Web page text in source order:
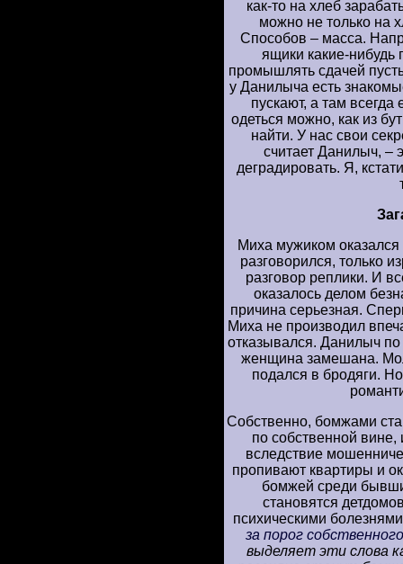
как-то на хлеб
можно не только на
Способов – масса.
ящики какие-нибудь
промышлять сдачей
у Данилыча есть
пускают, а там
одеться можно, как из
найти. У нас свои
считает Данилыч, –
деградировать. Я,
Миха мужиком
разговорился, только
разговор реплики. И
оказалось делом
причина серьезная.
Миха не производил
отказывался. Данилыч по
женщина замешана.
подался в бродяги.
Собственно, бомжами
по собственной вине,
вследствие
пропивают квартиры и
бомжей среди
становятся
психическими
за порог
выделяет эти слова